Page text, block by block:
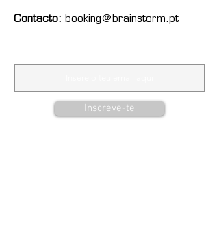
Contacto: booking@brainstorm.pt
Inscreve-te